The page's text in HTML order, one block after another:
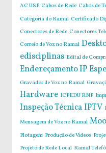
AC USP Cabos de Rede Cabos de
Categoria do Ramal Certificado
Conectores de Rede Conectores
Correio de Voz no Ramal
edisciplinas Edital de
Endereçamento IP
Gravador de Voz no Ramal
Hardware ICPEDU RNP
Inspeção TécnicaIPTV
Mensagem de Voz no Ramal
Plotagem Produção de Vídeos
Projeto de Rede Local Ramal